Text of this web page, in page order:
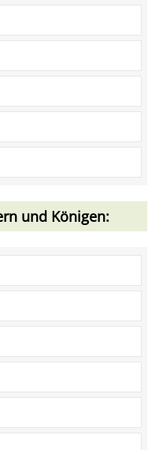
und Königen: